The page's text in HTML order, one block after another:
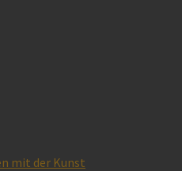
mit der Kunst